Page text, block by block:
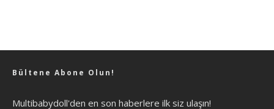
Bültene Abone Olun!
Multibabydoll'den en son haberlere ilk siz ulaşın!